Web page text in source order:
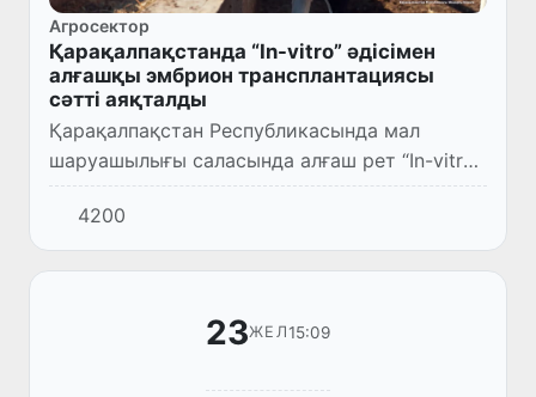
Агросектор
Қарақалпақстанда “In-vitro” әдісімен
алғашқы эмбрион трансплантациясы
сәтті аяқталды
Қарақалпақстан Республикасында мал
шаруашылығы саласында алғаш рет “In-vitro”
әдісімен көшіріліп отырғызылған эмбрионнан
сау голштин тұқымды бұзау алынды.
4200
23ЖЕЛ15:09